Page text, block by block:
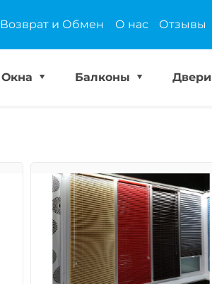
Возврат и Обмен О нас Отзывы
Окна Балконы Двери